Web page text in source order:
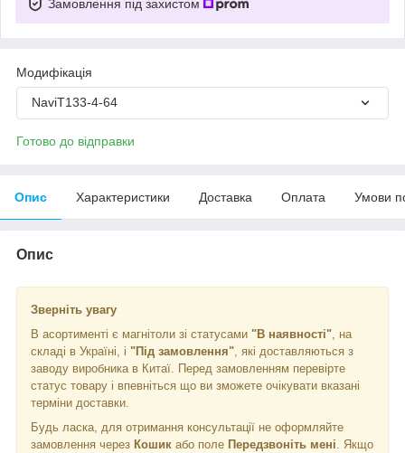
Замовлення під захистом
Модифікація
NaviT133-4-64
Готово до відправки
Опис Характеристики Доставка Оплата Умови
Опис
Зверніть увагу
В асортименті є магнітоли зі статусами "В наявності" , на
складі в Україні, і "Під замовлення" , які доставляються з
заводу виробника в Китаї. Перед замовленням перевірте
статус товару і впевніться що ви зможете очікувати вказані
терміни доставки.
Будь ласка, для отримання консультації не оформляйте
замовлення через Кошик або поле Передзвоніть мені . Якщо